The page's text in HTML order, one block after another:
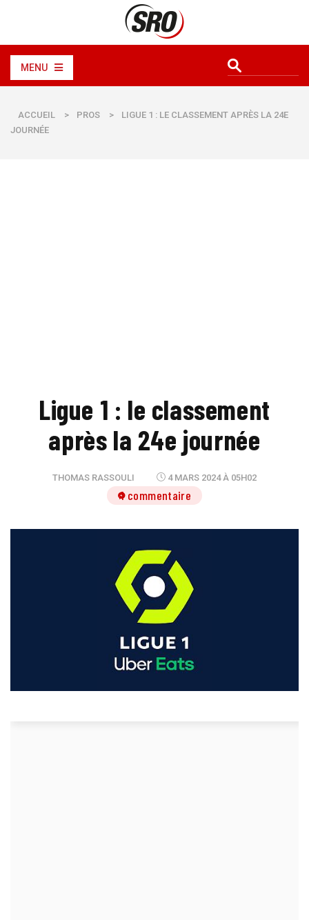
MENU
ACCUEIL > PROS >
LIGUE 1 : LE CLASSEMENT APRÈS LA 24E
JOURNÉE
Ligue 1 : le classement
après la 24e journée
THOMAS RASSOULI 4 MARS 2024 À 05H02
1 commentaire